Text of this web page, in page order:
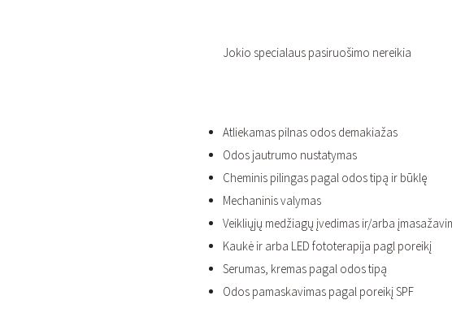
Jokio specialaus pasiruošimo nereikia
Atliekamas pilnas odos demakiažas
Odos jautrumo nustatymas
Cheminis pilingas pagal odos tipą ir būklę
Mechaninis valymas
Veikliųjų medžiagų įvedimas ir/arba
Kaukė ir arba LED fototerapija pagl poreikį
Serumas, kremas pagal odos tipą
Odos pamaskavimas pagal poreikį SPF